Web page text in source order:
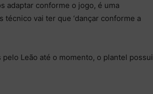
adaptar conforme o jogo, é uma
vai ter que ‘dançar conforme a
Leão até o momento, o plantel possui